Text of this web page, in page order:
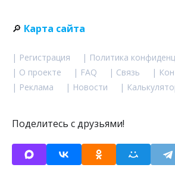
🔎 Карта сайта
| Регистрация
| Политика
| О проекте
| FAQ | Связь
|
| Реклама
| Новости |
Поделитесь с друзьями!